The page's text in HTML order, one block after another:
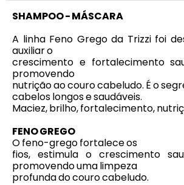
SHAMPOO - MÁSCARA
A linha Feno Grego da Trizzi foi
auxiliar o
crescimento e fortalecimento
promovendo
nutrição ao couro cabeludo. É o
cabelos longos e saudáveis.
Maciez, brilho, fortalecimento,
FENO GREGO
O feno-grego fortalece os
fios, estimula o crescimento
promovendo uma limpeza
profunda do couro cabeludo.